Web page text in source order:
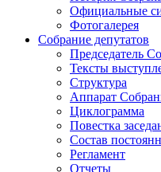
Официальные
Фотогалерея
Собрание депутатов
Председатель
Тексты
Структура
Аппарат
Циклограмма
Повестка
Состав
Регламент
Отчеты